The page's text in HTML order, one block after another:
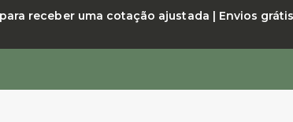
receber uma cotação ajustada | Envios